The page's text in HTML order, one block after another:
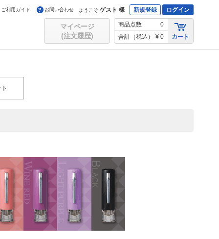
ご利用ガイド お問い合わせ ようこそ ゲスト 様 新規登録 ログイン
マイページ
(注文履歴)
商品点数
0
合計（税込）
¥ 0 カート